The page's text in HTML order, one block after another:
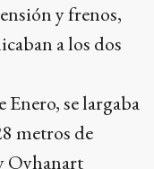
y frenos,
a los dos
Enero, se largaba
metros de
Oyhanart